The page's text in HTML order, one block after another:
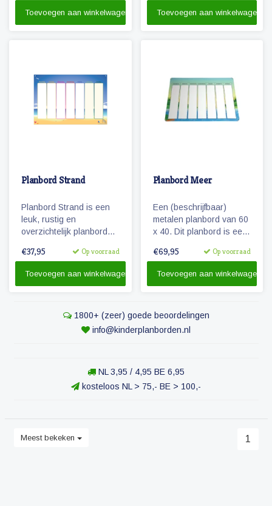
week, is beschrijfbaar
Toevoegen aan winkelwagen
voor het gezin en/of voor
Toevoegen aan winkelwagen
Planbord Strand
Planbord Strand is een
leuk, rustig en
overzichtelijk planbord
weekplanner is geschikt
beschrijfbaar.
€37,95 Op voorraad
Toevoegen aan winkelwagen
Planbord Meer
Een (beschrijfbaar)
metalen planbord van 60
x 40. Dit planbord is een
weekplanner voor de al
€69,95 Op voorraad
Toevoegen aan winkelwagen
1800+ (zeer) goede beoordelingen
info@kinderplanborden.nl
NL 3,95 / 4,95 BE 6,95
kosteloos NL > 75,- BE > 100,-
Meest bekeken 1